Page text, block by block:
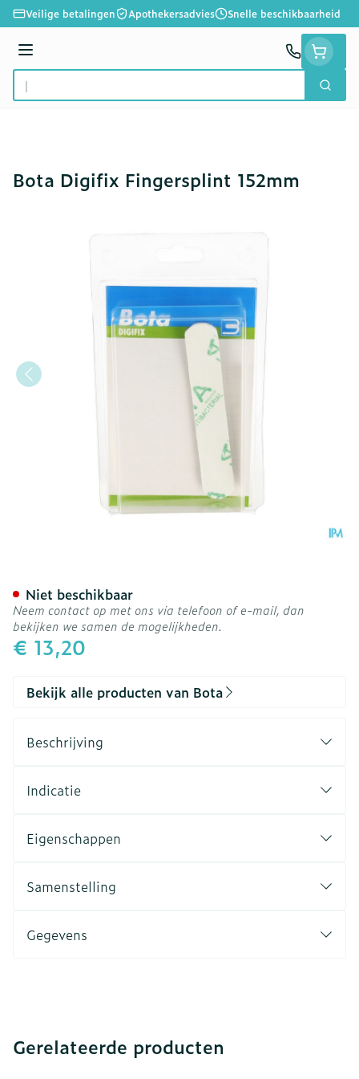
Ga naar de inhoud
Veilige betalingen Apothekersadvies Snelle beschikbaarheid
Menu
Product, merk, categorie...
Zoek
Bota Digifix Fingersplint 152mm
€ 13,20
Niet beschikbaar
Neem contact op met ons via telefoon of e-mail, dan
bekijken we samen de mogelijkheden.
Bekijk alle producten van Bota
Beschrijving
Indicatie
Eigenschappen
Samenstelling
Gegevens
Gerelateerde producten